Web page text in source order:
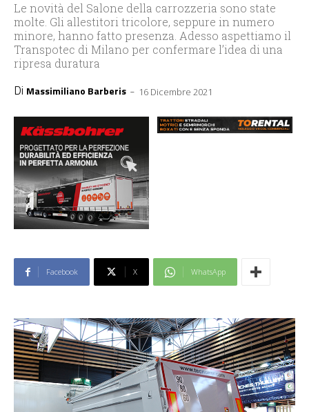
Le novità del Salone della carrozzeria sono state
molte. Gli allestitori tricolore, seppure in numero
minore, hanno fatto presenza. Adesso aspettiamo il
Transpotec di Milano per confermare l’idea di una
ripresa duratura
Di Massimiliano Barberis - 16 Dicembre 2021
Facebook X WhatsApp